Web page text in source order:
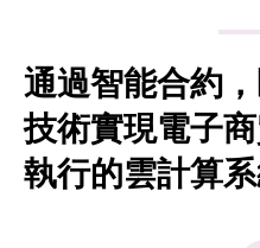
項目夥伴
活動及消息
科技分享
通過智能合約
技術實現電子
執行的雲計算